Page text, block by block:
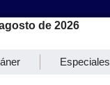
de 2026
Especiales